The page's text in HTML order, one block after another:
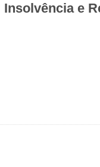
Insolvência e